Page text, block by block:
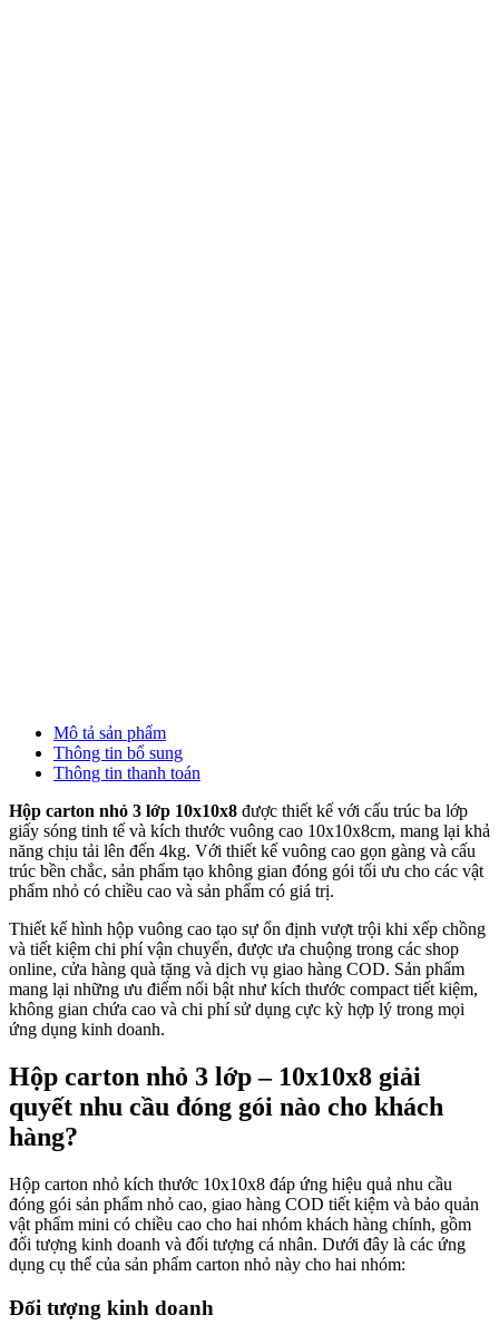
Mô tả sản phẩm
Thông tin bổ sung
Thông tin thanh toán
Hộp carton nhỏ 3 lớp 10x10x8 được thiết kế với cấu trúc ba lớp
giấy sóng tinh tế và kích thước vuông cao 10x10x8cm, mang lại khả
năng chịu tải lên đến 4kg. Với thiết kế vuông cao gọn gàng và cấu
trúc bền chắc, sản phẩm tạo không gian đóng gói tối ưu cho các vật
phẩm nhỏ có chiều cao và sản phẩm có giá trị.
Thiết kế hình hộp vuông cao tạo sự ổn định vượt trội khi xếp chồng
và tiết kiệm chi phí vận chuyển, được ưa chuộng trong các shop
online, cửa hàng quà tặng và dịch vụ giao hàng COD. Sản phẩm
mang lại những ưu điểm nổi bật như kích thước compact tiết kiệm,
không gian chứa cao và chi phí sử dụng cực kỳ hợp lý trong mọi
ứng dụng kinh doanh.
Hộp carton nhỏ 3 lớp – 10x10x8 giải
quyết nhu cầu đóng gói nào cho khách
hàng?
Hộp carton nhỏ kích thước 10x10x8 đáp ứng hiệu quả nhu cầu
đóng gói sản phẩm nhỏ cao, giao hàng COD tiết kiệm và bảo quản
vật phẩm mini có chiều cao cho hai nhóm khách hàng chính, gồm
đối tượng kinh doanh và đối tượng cá nhân. Dưới đây là các ứng
dụng cụ thể của sản phẩm carton nhỏ này cho hai nhóm:
Đối tượng kinh doanh